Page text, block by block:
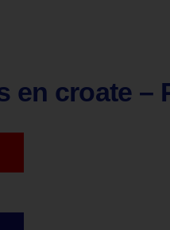
en croate –